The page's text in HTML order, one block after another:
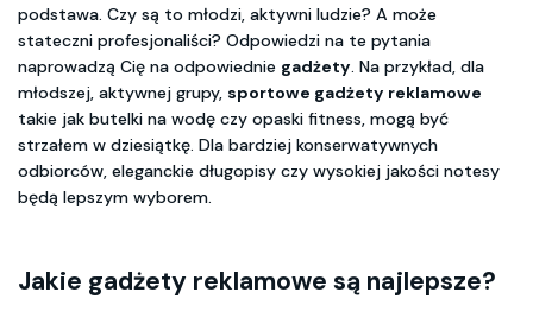
podstawa. Czy są to młodzi, aktywni ludzie? A może
stateczni profesjonaliści? Odpowiedzi na te pytania
naprowadzą Cię na odpowiednie gadżety. Na przykład, dla
młodszej, aktywnej grupy, sportowe gadżety reklamowe
takie jak butelki na wodę czy opaski fitness, mogą być
strzałem w dziesiątkę. Dla bardziej konserwatywnych
odbiorców, eleganckie długopisy czy wysokiej jakości notesy
będą lepszym wyborem.
Jakie gadżety reklamowe są najlepsze?